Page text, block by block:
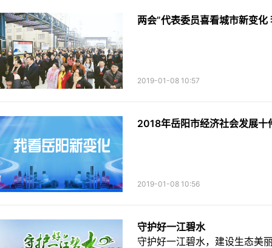
两会”代表委员喜看城市新变
2019-01-08 10:57
2018年岳阳市经济社会发展十
2019-01-08 10:56
守护好一江碧水
守护好一江碧水，建设生态美